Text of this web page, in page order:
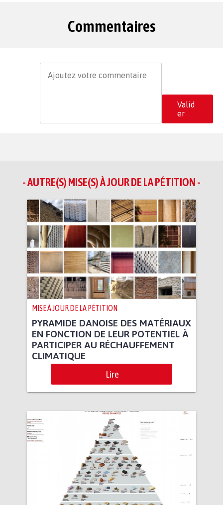
Commentaires
Valid
er
- AUTRE(S) MISE(S) À JOUR DE LA PÉTITION -
MISE À JOUR DE LA PÉTITION
PYRAMIDE DANOISE DES MATÉRIAUX
EN FONCTION DE LEUR POTENTIEL À
PARTICIPER AU RÉCHAUFFEMENT
CLIMATIQUE
Lire